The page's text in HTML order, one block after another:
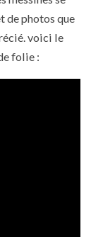
de photos que
voici le
folie :